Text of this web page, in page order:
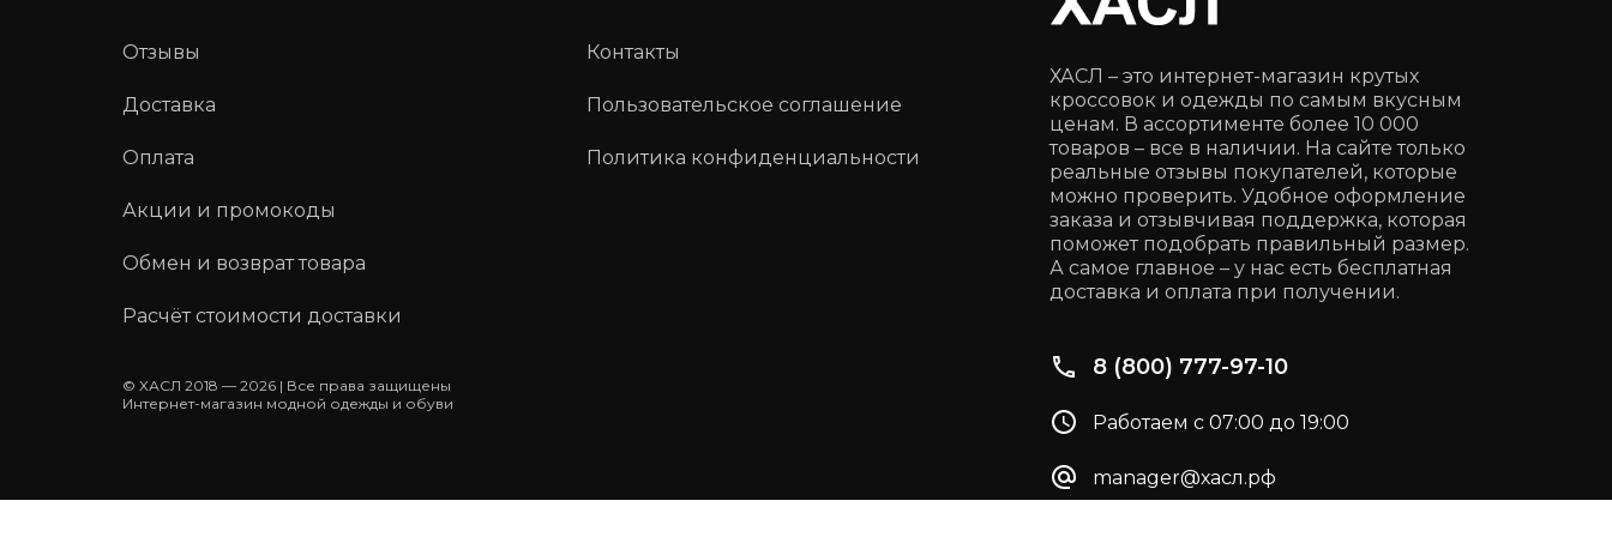
Отзывы
Доставка
Оплата
Акции и промокоды
Обмен и возврат товара
Расчёт стоимости доставки
© ХАСЛ 2018 — 2026 | Все права защищены
Интернет-магазин модной одежды и обуви
Контакты
Пользовательское соглашение
Политика конфиденциальности
ХАСЛ – это интернет-магазин крутых
кроссовок и одежды по самым вкусным
ценам. В ассортименте более 10 000
товаров – все в наличии. На сайте только
реальные отзывы покупателей, которые
можно проверить. Удобное оформление
заказа и отзывчивая поддержка, которая
поможет подобрать правильный размер.
А самое главное – у нас есть бесплатная
доставка и оплата при получении.
8 (800) 777-97-10
Работаем с 07:00 до 19:00
manager@хасл.рф